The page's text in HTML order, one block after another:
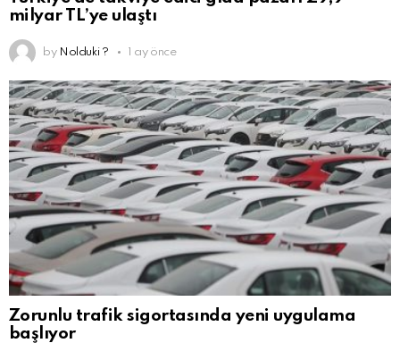
milyar TL’ye ulaştı
by Nolduki ? 1 ay önce
Zorunlu trafik sigortasında yeni uygulama
başlıyor